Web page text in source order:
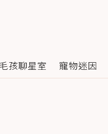
毛孩聊星室 寵物迷因